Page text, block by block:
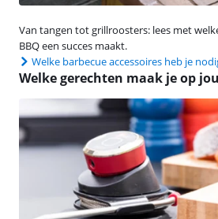
Van tangen tot grillroosters: lees met
BBQ een succes maakt.
Welke barbecue accessoires heb je
Welke gerechten maak je op